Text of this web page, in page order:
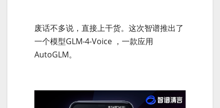
废话不多说，直接上干货。这次智谱推出了
一个模型GLM-4-Voice ，一款应用
AutoGLM。